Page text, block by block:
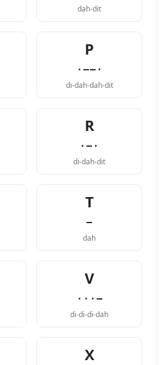
dah-dit
P
·−−·
di-dah-dah-dit
R
·−·
di-dah-dit
T
−
dah
V
···−
di-di-di-dah
X